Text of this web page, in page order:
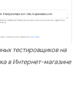
тестировщиков на
в Интернет-магазине